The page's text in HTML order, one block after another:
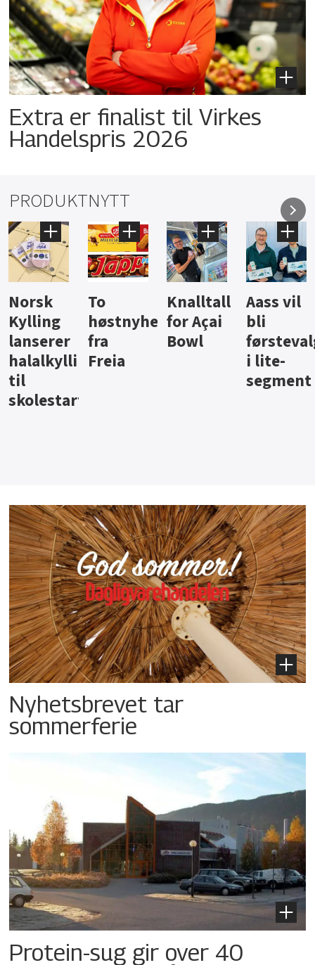
Extra er finalist til Virkes
Handelspris 2026
PRODUKTNYTT
Knalltall
for Açai
Bowl
Aass vil
bli
førstevalg
i lite-
Brus og
jus fra
Berentsen
Hard
iste fra
Hansa
Nyhetsbrevet tar
sommerferie
Protein-sug gir over 40